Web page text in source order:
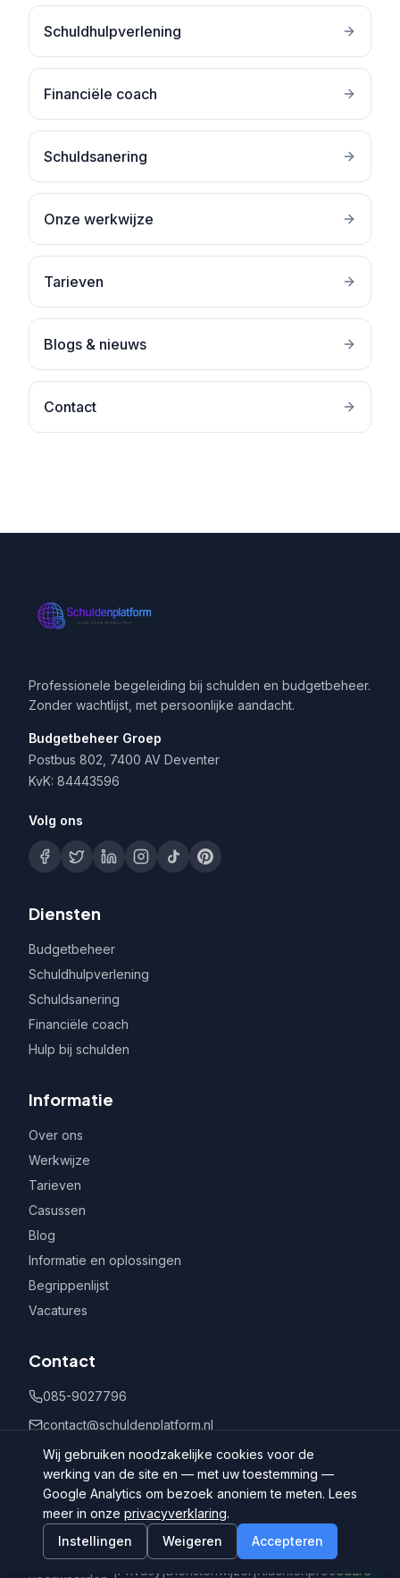
Schuldhulpverlening
Financiële coach
Schuldsanering
Onze werkwijze
Tarieven
Blogs & nieuws
Contact
Professionele begeleiding bij schulden en budgetbeheer.
Zonder wachtlijst, met persoonlijke aandacht.
Budgetbeheer Groep
Postbus 802, 7400 AV Deventer
KvK: 84443596
Volg ons
Diensten
Budgetbeheer
Schuldhulpverlening
Schuldsanering
Financiële coach
Hulp bij schulden
Informatie
Over ons
Werkwijze
Tarieven
Casussen
Blog
Informatie en oplossingen
Begrippenlijst
Vacatures
Contact
085-9027796
contact@schuldenplatform.nl
Postbus 802, 7400 AV Deventer
©
Schuldenplatform.nl
Algemene
|Privacy |Dienstenwijzer |Klachtenprocedure
Wij gebruiken noodzakelijke cookies voor de
werking van de site en — met uw toestemming —
Google Analytics om bezoek anoniem te meten. Lees
meer in onze privacyverklaring.
Instellingen
Weigeren Accepteren